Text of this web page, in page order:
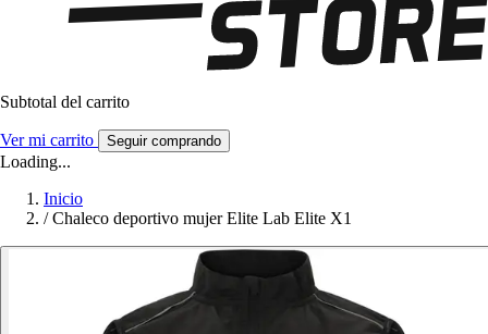
Subtotal del carrito
Ver mi carrito Seguir comprando
Loading...
Inicio
/ Chaleco deportivo mujer Elite Lab Elite X1